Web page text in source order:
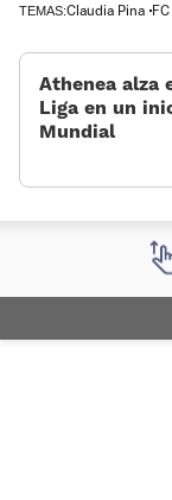
TEMAS:Claudia Pina
Athenea alza
Liga en un
Mundial